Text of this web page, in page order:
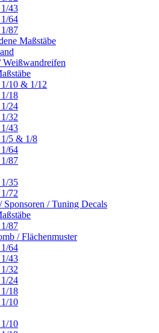
43
64
87
Maßstäbe
Weißwandreifen
10 & 1/12
18
24
32
43
5 & 1/8
64
87
35
72
Sponsoren / Tuning Decals
87
/ Flächenmuster
64
43
32
24
18
10
10